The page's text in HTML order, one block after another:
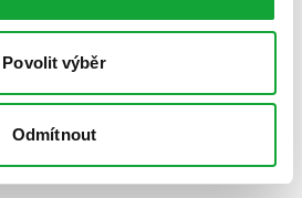
Povolit výběr
Odmítnout